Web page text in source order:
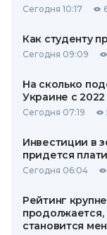
Сегодня 10:17
Как студенту
Сегодня 09:09
На сколько
Украине с
Сегодня 07:19
Инвестиции в
придется
Сегодня 06:04
Рейтинг
продолжается,
становится